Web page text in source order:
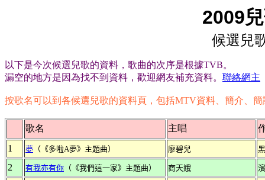
2009
候選兒
以下是今次候選兒歌的資料，歌曲的次序是根據TVB。
漏空的地方是因為找不到資料，歡迎網友補充資料。 聯絡網主
按歌名可以到各候選兒歌的資料頁，包括MTV資料、簡介、
歌名 主唱
1
夢 （《多啦A夢》主題曲） 廖碧兒
2 有我亦有你 （《我們這一家》主題曲） 商天娥